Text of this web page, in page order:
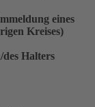
eines
Kreises)
des Halters